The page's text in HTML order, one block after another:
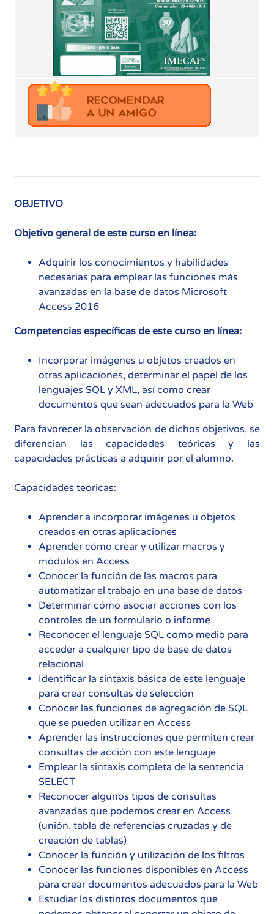
OBJETIVO
Objetivo general de este curso en línea:
Adquirir los conocimientos y habilidades
necesarias para emplear las funciones más
avanzadas en la base de datos Microsoft
Access 2016
Competencias específicas de este curso en línea:
Incorporar imágenes u objetos creados en
otras aplicaciones, determinar el papel de los
lenguajes SQL y XML, así como crear
documentos que sean adecuados para la Web
Para favorecer la observación de dichos objetivos, se
diferencian las capacidades teóricas y las
capacidades prácticas a adquirir por el alumno.
Capacidades teóricas:
Aprender a incorporar imágenes u objetos
creados en otras aplicaciones
Aprender cómo crear y utilizar macros y
módulos en Access
Conocer la función de las macros para
automatizar el trabajo en una base de datos
Determinar cómo asociar acciones con los
controles de un formulario o informe
Reconocer el lenguaje SQL como medio para
acceder a cualquier tipo de base de datos
relacional
Identificar la sintaxis básica de este lenguaje
para crear consultas de selección
Conocer las funciones de agregación de SQL
que se pueden utilizar en Access
Aprender las instrucciones que permiten crear
consultas de acción con este lenguaje
Emplear la sintaxis completa de la sentencia
SELECT
Reconocer algunos tipos de consultas
avanzadas que podemos crear en Access
(unión, tabla de referencias cruzadas y de
creación de tablas)
Conocer la función y utilización de los filtros
Conocer las funciones disponibles en Access
para crear documentos adecuados para la Web
Estudiar los distintos documentos que